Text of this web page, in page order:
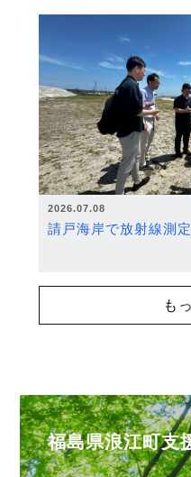
2026.07.08
請戸海岸で放射線測
も
福島県浪江町支